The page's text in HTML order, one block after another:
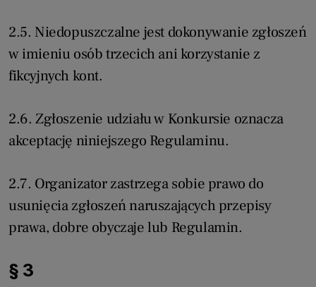
2.5. Niedopuszczalne jest dokonywanie zgłoszeń
w imieniu osób trzecich ani korzystanie z
fikcyjnych kont.
2.6. Zgłoszenie udziału w Konkursie oznacza
akceptację niniejszego Regulaminu.
2.7. Organizator zastrzega sobie prawo do
usunięcia zgłoszeń naruszających przepisy
prawa, dobre obyczaje lub Regulamin.
§ 3